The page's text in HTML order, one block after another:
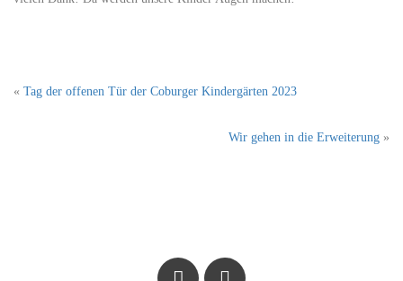
« Tag der offenen Tür der Coburger Kindergärten 2023
Wir gehen in die Erweiterung »